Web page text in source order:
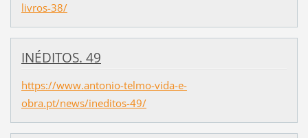
livros-38/
INÉDITOS. 49
https://www.antonio-telmo-vida-e-
obra.pt/news/ineditos-49/